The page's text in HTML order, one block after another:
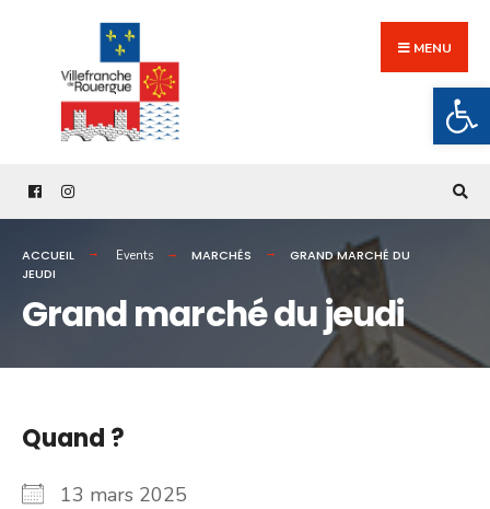
content
MENU
ACCUEIL Events MARCHÉS
GRAND MARCHÉ DU
JEUDI
Grand marché du jeudi
Quand ?
13 mars 2025